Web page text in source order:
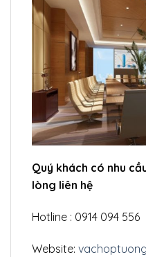
Quý khách có nhu
lòng liên hệ
Hotline : 0914 094 556
Website: